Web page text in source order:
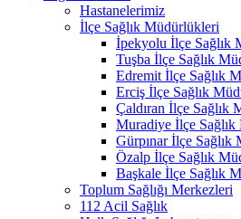
Hastanelerimiz
İlçe Sağlık Müdürlükleri
İpekyolu İlçe Sağlık
Tuşba İlçe Sağlık
Edremit İlçe Sağlık
Erciş İlçe Sağlık
Çaldıran İlçe Sağlık
Muradiye İlçe
Gürpınar İlçe Sağlık
Özalp İlçe Sağlık
Başkale İlçe Sağlık
Toplum Sağlığı Merkezleri
112 Acil Sağlık